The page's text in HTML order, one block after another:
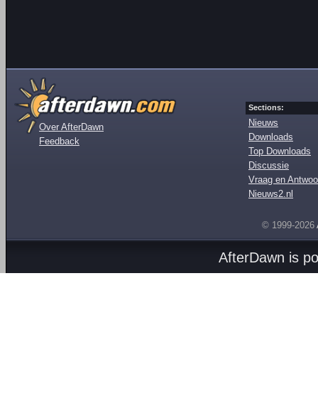
Over AfterDawn
Feedback
Sections:
Nieuws
Downloads
Top Downloads
Discussie
Vraag en
Nieuws2.nl
© 1999-2026
AfterDawn is